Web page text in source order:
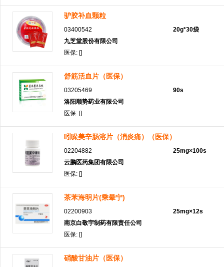
驴胶补血颗粒
03400542
九芝堂股份有限公司
医保: []
20g*30袋
舒筋活血片（医保）
03205469
洛阳顺势药业有限公司
医保: []
90s
吲哚美辛肠溶片（消炎痛）（医保）
02204882
云鹏医药集团有限公司
医保: []
25mg×100s
茶苯海明片(乘晕宁)
02200903
南京白敬宇制药有限责任公司
医保: []
25mg×12s
硝酸甘油片（医保）